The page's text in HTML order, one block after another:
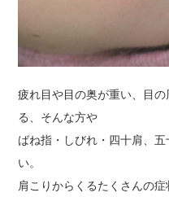
疲れ目や目の奥が重い、目
る、そんな方や
ばね指・しびれ・四十肩、
い。
肩こりからくるたくさんの症